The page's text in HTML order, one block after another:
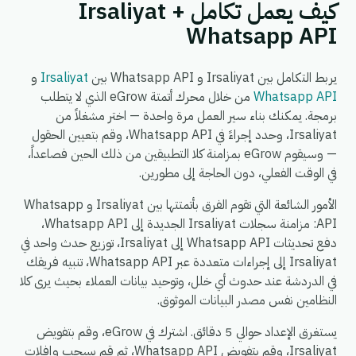
كيف يعمل تكامل Irsaliyat +
Whatsapp API
يربط التكامل بين Irsaliyat و Whatsapp API بين Irsaliyat و
Whatsapp API
من خلال محرك أتمتة eGrow الذي لا يتطلب
برمجة. يمكنك بناء سير العمل مرة واحدة — اختر مشغلاً من
Irsaliyat، وحدد إجراءً في Whatsapp API، وقم بتعيين الحقول
— وسيقوم eGrow بمزامنة كلا التطبيقين من ذلك الحين فصاعداً،
في الوقت الفعلي، دون الحاجة إلى مطورين.
الأمور الشائعة التي تقوم الفرق بأتمتتها بين Irsaliyat و Whatsapp
API: مزامنة سجلات Irsaliyat الجديدة إلى Whatsapp API،
دفع تحديثات Whatsapp API إلى Irsaliyat، توزيع حدث واحد في
Irsaliyat إلى إجراءات متعددة عبر Whatsapp API، تنبيه فريقك
في الدردشة عند حدوث أي خلل، وتوحيد بيانات العملاء بحيث يرى كلا
النظامين نفس مصدر البيانات الموثوق.
يستغرق الإعداد حوالي 5 دقائق. اشترك في eGrow، وقم بتفويض
Irsaliyat، وقم بتفويض Whatsapp API، ثم قم بسحب وإفلات